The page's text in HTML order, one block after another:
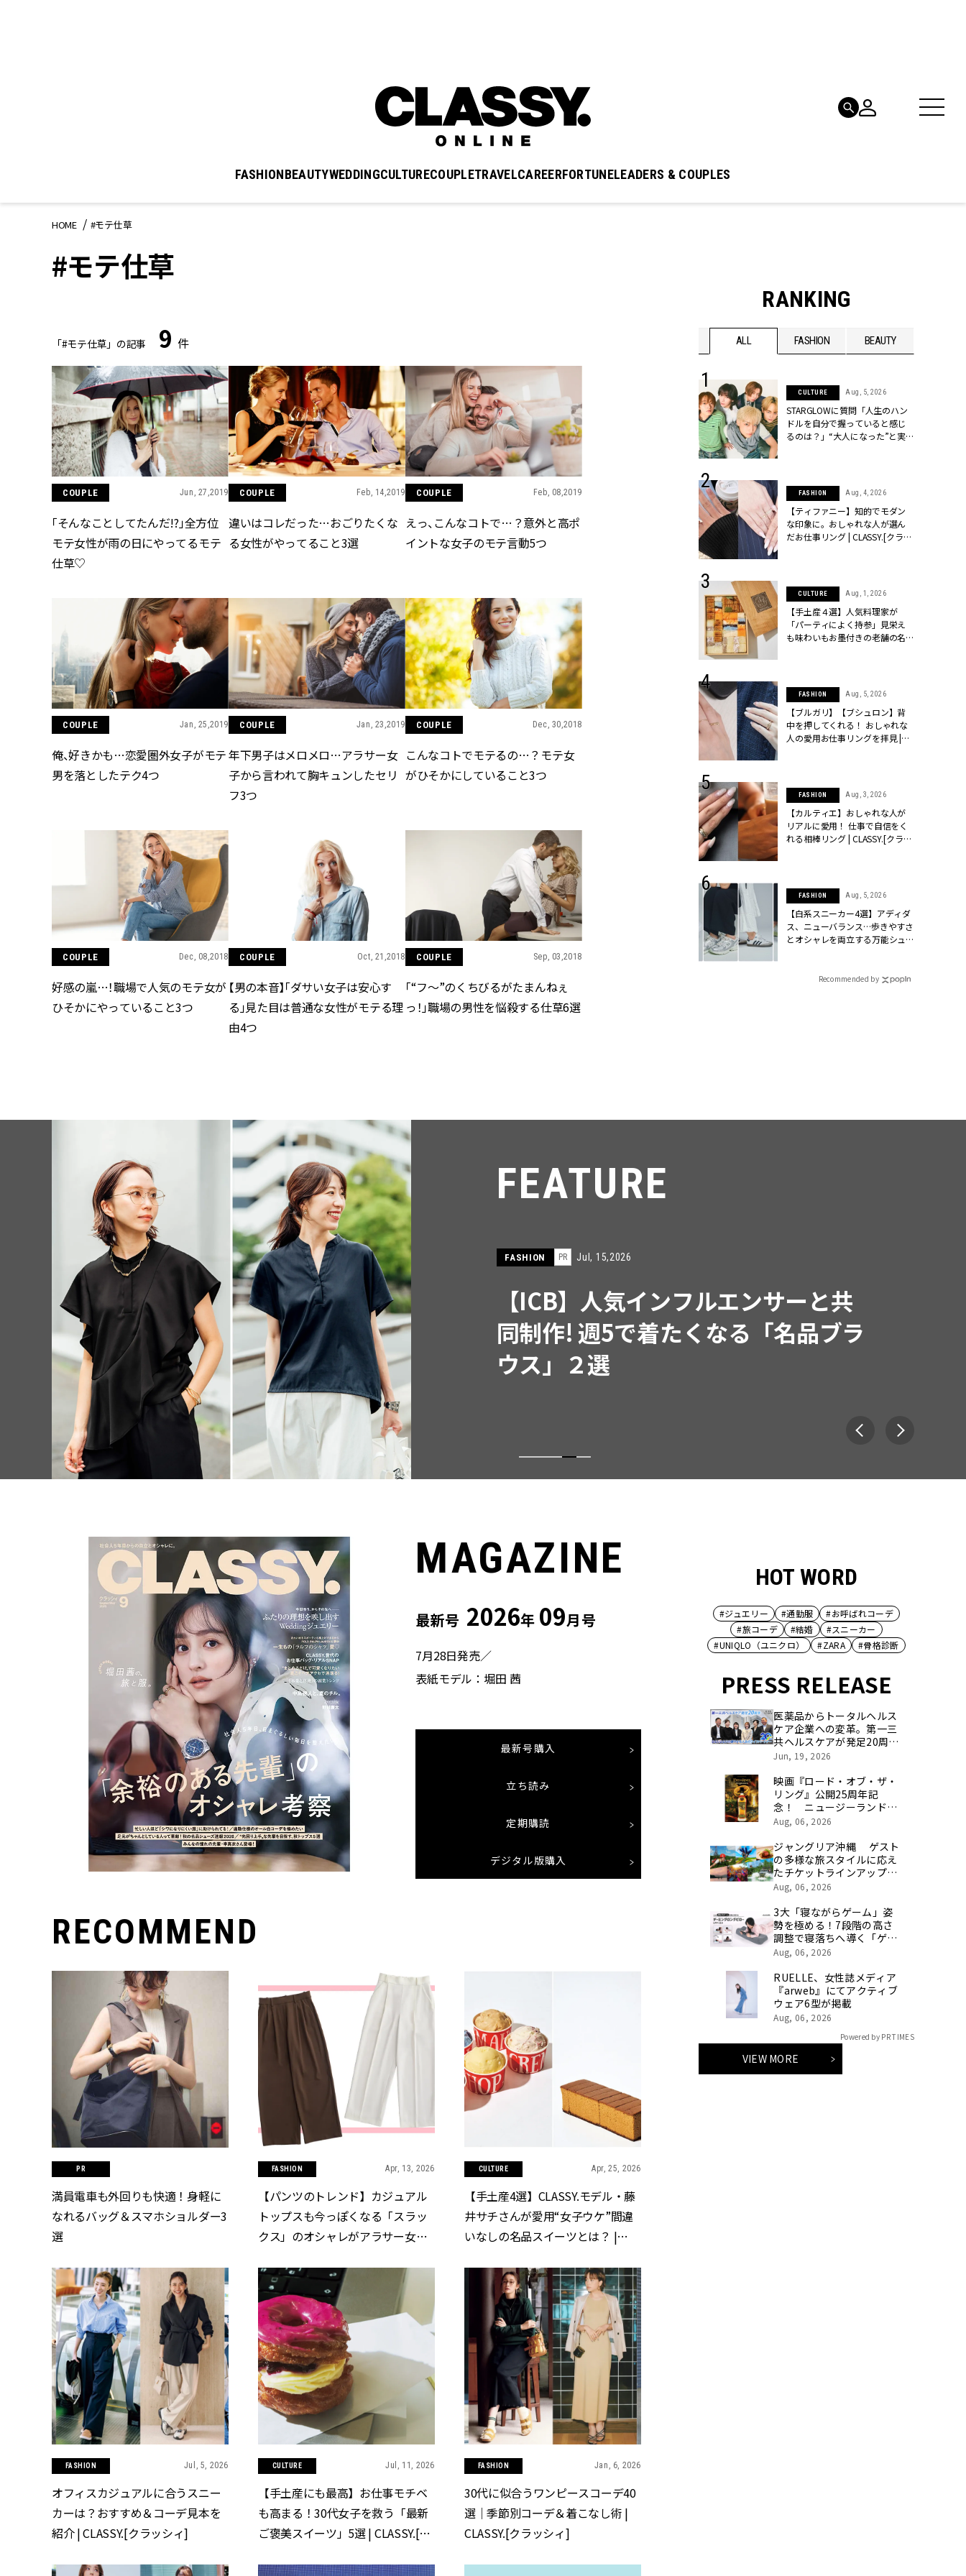
FASHIONBEAUTYWEDDINGCULTURECOUPLETRAVELCAREERFORTUNELEADERS & COUPLES
HOME #モテ仕草
#モテ仕草
「#モテ仕草」の記事 9 件
COUPLE Jun, 27,2019
「そんなことしてたんだ!?」全方位
モテ女性が雨の日にやってるモテ
仕草♡
COUPLE Feb, 14,2019
違いはコレだった…おごりたくな
る女性がやってること3選
COUPLE Feb, 08,2019
えっ、こんなコトで…？意外と高ポ
イントな女子のモテ言動5つ
COUPLE Jan, 25,2019
俺、好きかも…恋愛圏外女子がモテ
男を落としたテク4つ
COUPLE Jan, 23,2019
年下男子はメロメロ…アラサー女
子から言われて胸キュンしたセリ
フ3つ
COUPLE Dec, 30,2018
こんなコトでモテるの…？モテ女
がひそかにしていること3つ
COUPLE Dec, 08,2018
好感の嵐…！職場で人気のモテ女が
ひそかにやっていること3つ
COUPLE Oct, 21,2018
【男の本音】「ダサい女子は安心す
る」見た目は普通な女性がモテる理
由4つ
COUPLE Sep, 03,2018
「“フ～”のくちびるがたまんねぇ
っ！」職場の男性を悩殺する仕草6選
RANKING
ALL FASHION BEAUTY
BEAUTY Aug, 5, 2026
ユニクロ名品も！日焼け対策ガ
チ勢の「ないと無理」なアイテ
ムハック7選 | CLASSY.[クラッシ
ィ]
BEAUTY Aug, 5, 2026
プローチ！【透明感を底上げ】
神コスメ３選 | CLASSY.[クラッシ
ィ]
【落ちない名品リップ10選】塗
り直しできない・皮むけしやす
いetc.悩みをクリア | CLASSY.[ク
ラッシィ]
BEAUTY Aug, 5, 2026
忙しい毎日に「うるおいター
ボ」を。新【SOFINA BASIC＋】
のお手入れでうるおってなめら
かな肌を目指す | CLASSY.[クラッ
シィ]
朝の“寝ぐせ直し”はもういらな
い！夜に仕込む「ヘアケア家
電」3選 | CLASSY.[クラッシィ]
結婚式に黒ドレスはアリ？お呼
ばれで失敗しないコーデ＆マナ
ーを解説 | CLASSY.[クラッシィ]
ング22選｜20〜30代カップルの
【一生ものジュエリー】1つでも
存在感が際立つ！ポメラートの
「トゥギャザー」シリーズに注
目 | CLASSY.[クラッシィ]
【結婚式のお呼ばれバッグ最新
事情】アンテプリマ、プラダetc.
件！ | CLASSY.[クラッシィ]
CLASSY.[クラッシィ]
【トレンドの巻き方３選】結婚
式ゲスト服の鉄板“シンプル黒ワ
ンピ”は『スカーフ』で盛るのが
正解！ | CLASSY.[クラッシィ]
CULTURE Aug, 5, 2026
STARGLOWに質問「人生のハン
ドルを自分で握っていると感じ
るのは？」“大️人になった”と実
FASHION Aug, 4, 2026
【ティファニー】知的でモダン
な印象に。おしゃれな人が選ん
だお仕事リング | CLASSY.[クラッ
CULTURE Aug, 1, 2026
【手土産４選】人気料理家が
「パーティによく持参」見栄え
も味わいもお墨付きの老舗の名
FASHION Aug, 5, 2026
【ブルガリ】【ブシュロン】背
中を押してくれる！ おしゃれな
人の愛用お仕事リングを拝見 |
FASHION Aug, 3, 2026
【カルティエ】おしゃれな人が
リアルに愛用！ 仕事で自信をく
れる相棒リング | CLASSY.[クラッ
FASHION Aug, 5, 2026
【白系スニーカー4選】アディダ
ス、ニューバランス…歩きやすさ
とオシャレを両立する万能シュ
Recommended by
FEATURE
FASHION PR Jul, 15,2026
【ICB】人気インフルエンサーと共
同制作! 週5で着たくなる「名品ブラ
ウス」２選
MAGAZINE
最新号 2026年 09月号
7月28日発売／
表紙モデル：堀田 茜
最新号購入
立ち読み
定期購読
デジタル版購入
RECOMMEND
満員電車も外回りも快適！身軽に
なれるバッグ＆スマホショルダー3
選
FASHION Apr, 13, 2026
【パンツのトレンド】カジュアル
トップスも今っぽくなる「スラッ
クス」のオシャレがアラサー女子
CULTURE Apr, 25, 2026
【手土産4選】CLASSY.モデル・藤
井サチさんが愛用“女子ウケ”間違
いなしの名品スイーツとは？ |
FASHION Jul, 5, 2026
オフィスカジュアルに合うスニー
カーは？おすすめ＆コーデ見本を
紹介 | CLASSY.[クラッシィ]
CULTURE Jul, 11, 2026
【手土産にも最高】お仕事モチベ
も高まる！30代女子を救う「最新
ご褒美スイーツ」5選 | CLASSY.[ク
FASHION Jan, 6, 2026
30代に似合うワンピースコーデ40
選｜季節別コーデ＆着こなし術 |
CLASSY.[クラッシィ]
HOT WORD
#ジュエリー #通勤服
#お呼ばれコーデ
#旅コーデ
#結婚
#スニーカー
#UNIQLO（ユニクロ）
#ZARA #骨格診断
PRESS RELEASE
医薬品からトータルヘルス
ケア企業への変革。第一三
共ヘルスケアが発足20周年
を記念し、製品開発・新カ
合時のエピソードを社員の
想いとともに振り返る特別
映像を公開！
Jun, 19, 2026
映画『ロード・オブ・ザ・
リング』公開25周年記
念！ ニュージーランド最
高峰のシングルモルト、
量限定ウイスキー「リング
ベアラー」が誕生
Aug, 06, 2026
ジャングリア沖縄 ゲスト
の多様な旅スタイルに応え
たチケットラインアップ拡
充 余すことなく魅力を堪
ト」新登場
Aug, 06, 2026
3大「寝ながらゲーム」姿
勢を極める！7段階の高さ
調整で寝落ちへ導く「ゲー
ミングロングピロー」発売
Aug, 06, 2026
RUELLE、女性誌メディア
『arweb』にてアクティブ
ウェア6型が掲載
Aug, 06, 2026
Powered by PR TIMES
VIEW MORE